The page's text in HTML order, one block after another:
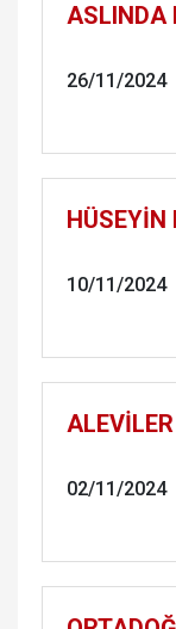
ASLINDA
26/11/2024
HÜSEYİN
10/11/2024
02/11/2024